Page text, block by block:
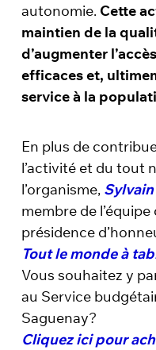
autonomie. Cette
maintien de la
d’augmenter
efficaces et,
service à la
En plus de
l’activité et du tout
l’organisme,
membre de
présidence
Tout le monde à
Vous souhaitez y
au Service
Saguenay?
Cliquez ici pour